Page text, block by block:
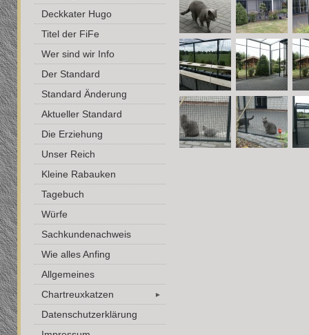
Deckkater Hugo
Titel der FiFe
Wer sind wir Info
Der Standard
Standard Änderung
Aktueller Standard
Die Erziehung
Unser Reich
Kleine Rabauken
Tagebuch
Würfe
Sachkundenachweis
Wie alles Anfing
Allgemeines
Chartreuxkatzen
►
Datenschutzerklärung